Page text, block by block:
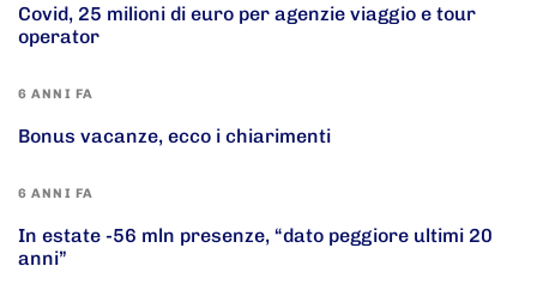
Covid, 25 milioni di euro per agenzie viaggio e tour
operator
6 ANNI FA
Bonus vacanze, ecco i chiarimenti
6 ANNI FA
In estate -56 mln presenze, “dato peggiore ultimi 20
anni”